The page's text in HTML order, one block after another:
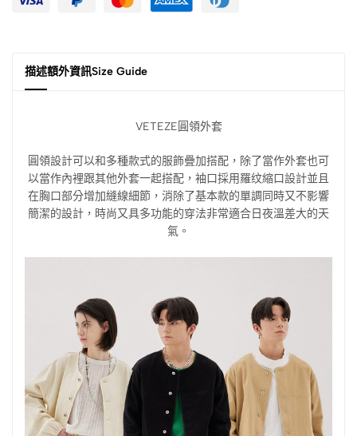
描述額外資訊Size Guide
VETEZE圓領外套
圓領設計可以和多種款式的服飾疊加搭配，除了當作外套也可
以當作內裡跟其他外套一起搭配，袖口採用羅纹縮口設計並且
在胸口部分增加縫線細節，消除了基本款的單調同時又不影響
簡潔的設計，時尚又具多功能的穿法非常適合日夜溫差大的天
氣。